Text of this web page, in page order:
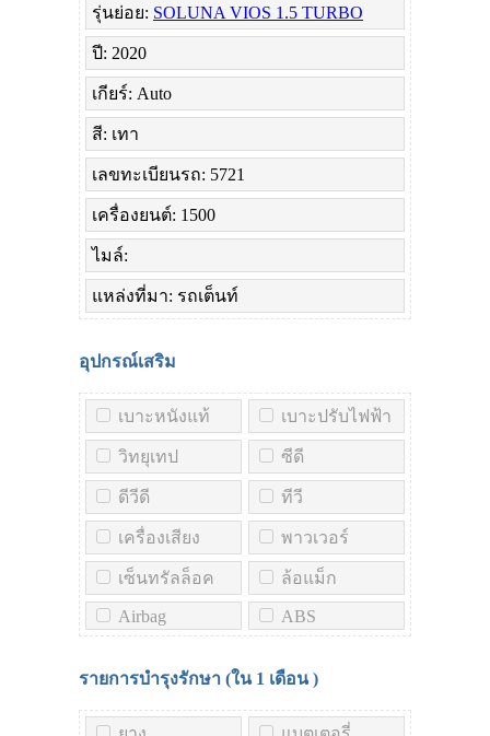
รุ่นย่อย: SOLUNA VIOS 1.5 TURBO
ปี: 2020
เกียร์: Auto
สี: เทา
เลขทะเบียนรถ: 5721
เครื่องยนต์: 1500
ไมล์:
แหล่งที่มา: รถเต็นท์
อุปกรณ์เสริม
เบาะหนังแท้ เบาะปรับไฟฟ้า
วิทยุเทป ซีดี
ดีวีดี ทีวี
เครื่องเสียง พาวเวอร์
เซ็นทรัลล็อค ล้อแม็ก
Airbag ABS
รายการบำรุงรักษา (ใน 1 เดือน)